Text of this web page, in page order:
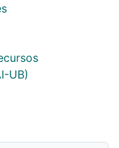
UB)